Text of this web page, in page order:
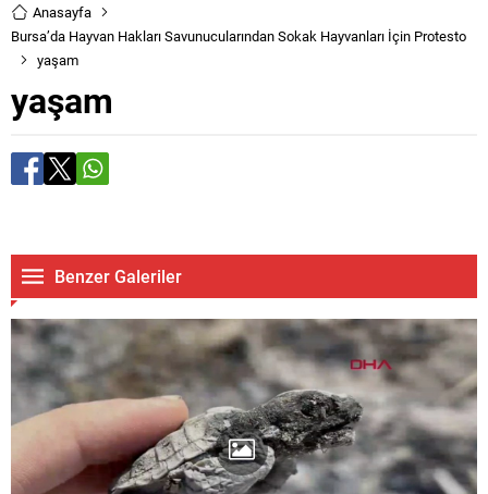
Anasayfa
Bursa’da Hayvan Hakları Savunucularından Sokak Hayvanları İçin Protesto
yaşam
yaşam
Benzer Galeriler